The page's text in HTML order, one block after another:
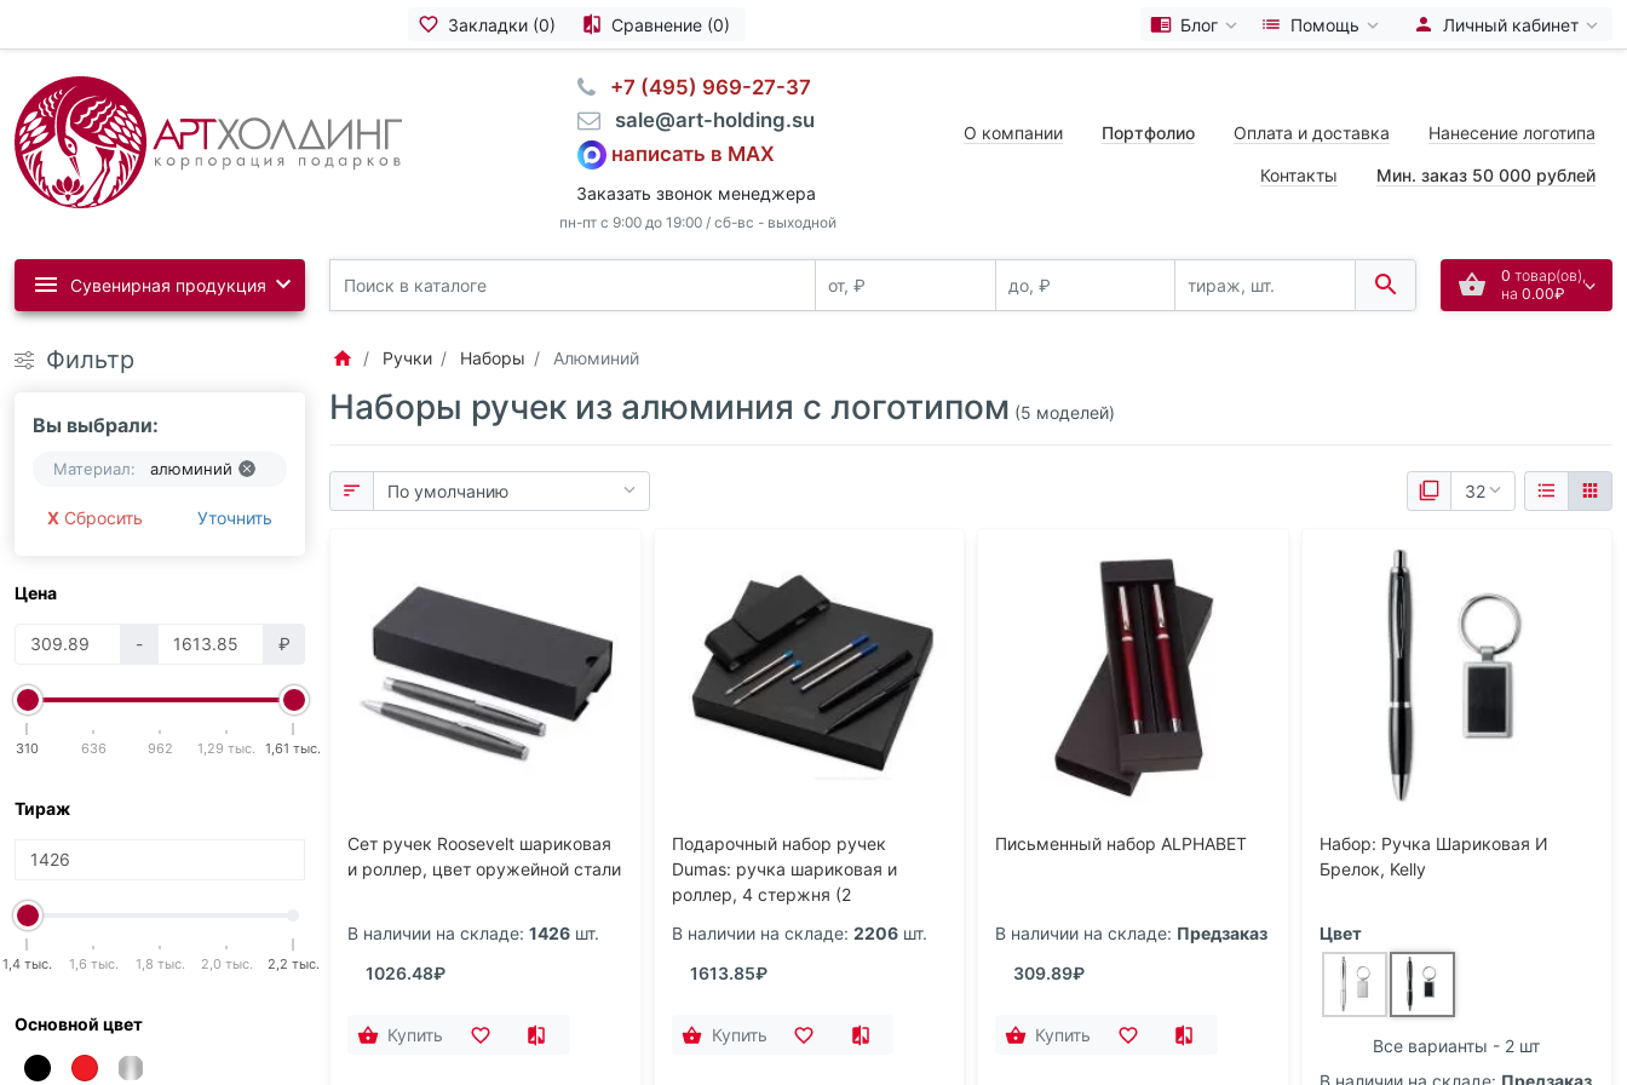
Закладки (0) Сравнение (0) Блог Помощь Личный кабинет
⠀+7 (495) 969-27-37
⠀sale@art-holding.su
написать в MAX
Заказать звонок менеджера
пн-пт с 9:00 до 19:00 / сб-вс - выходной
О компании Портфолио Оплата и доставка Нанесение логотипа
Контакты Мин. заказ 50 000 рублей
0 товар(ов),
на 0.00₽
Сувенирная продукция
Фильтр
Вы выбрали:
Материал: алюминий
Сбросить Уточнить
Цена
- ₽
310 636 962 1,29 тыс. 1,61 тыс.
Тираж
1,4 тыс. 1,6 тыс. 1,8 тыс. 2,0 тыс. 2,2 тыс.
Основной цвет
Ручки Наборы Алюминий
Наборы ручек из алюминия с логотипом (5 моделей)
Сет ручек Roosevelt шариковая
и роллер, цвет оружейной стали
В наличии на складе: 1426 шт.
1026.48₽
Купить
Подарочный набор ручек
Dumas: ручка шариковая и
роллер, 4 стержня (2
В наличии на складе: 2206шт.
1613.85₽
Купить
Письменный набор ALPHABET
В наличии на складе: Предзаказ
309.89₽
Купить
Набор: Ручка Шариковая И
Брелок, Kelly
Цвет
Все варианты - 2 шт